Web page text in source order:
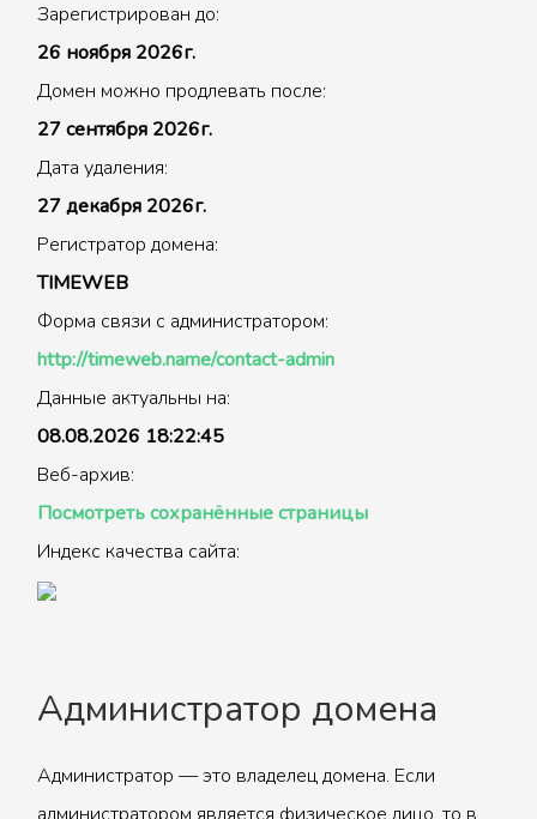
Зарегистрирован до:
26 ноября 2026г.
Домен можно продлевать после:
27 сентября 2026г.
Дата удаления:
27 декабря 2026г.
Регистратор домена:
TIMEWEB
Форма связи с администратором:
http://timeweb.name/contact-admin
Данные актуальны на:
08.08.2026 18:22:45
Веб-архив:
Посмотреть сохранённые страницы
Индекс качества сайта:
Администратор домена
Администратор — это владелец домена. Если